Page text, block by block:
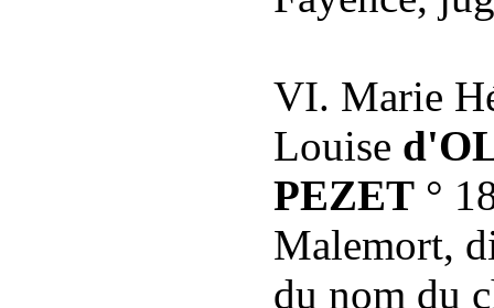
VI. Marie
Louise
PEZET °
Malemort,
du nom du